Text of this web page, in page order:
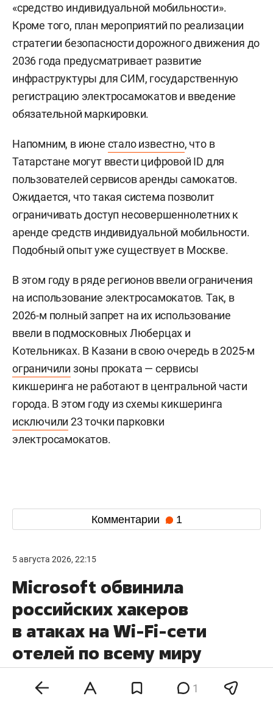
«средство индивидуальной мобильности».
Кроме того, план мероприятий по реализации
стратегии безопасности дорожного движения до
2036 года предусматривает развитие
инфраструктуры для СИМ, государственную
регистрацию электросамокатов и введение
обязательной маркировки.
Напомним, в июне стало известно, что в
Татарстане могут ввести цифровой ID для
пользователей сервисов аренды самокатов.
Ожидается, что такая система позволит
ограничивать доступ несовершеннолетних к
аренде средств индивидуальной мобильности.
Подобный опыт уже существует в Москве.
В этом году в ряде регионов ввели ограничения
на использование электросамокатов. Так, в
2026-м полный запрет на их использование
ввели в подмосковных Люберцах и
Котельниках. В Казани в свою очередь в 2025-м
ограничили зоны проката — сервисы
кикшеринга не работают в центральной части
города. В этом году из схемы кикшеринга
исключили 23 точки парковки
электросамокатов.
Комментарии 1
5 августа 2026, 22:15
Microsoft обвинила
российских хакеров
в атаках на Wi-Fi-сети
отелей по всему миру
1